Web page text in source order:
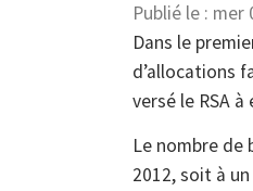
Publié le : mer
Dans le
d’allocations
versé le RSA
Le nombre de
2012, soit à